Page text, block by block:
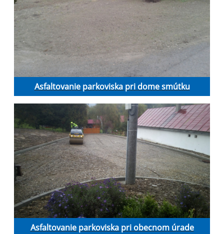
Asfaltovanie parkoviska pri dome smútku
Asfaltovanie parkoviska pri obecnom úrade